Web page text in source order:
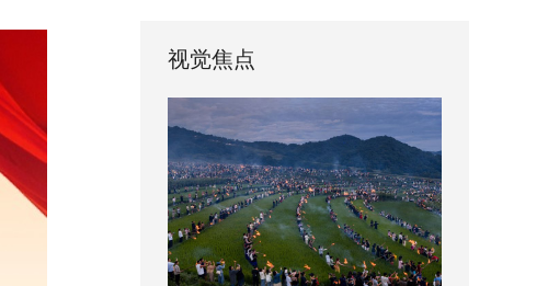
视觉焦点